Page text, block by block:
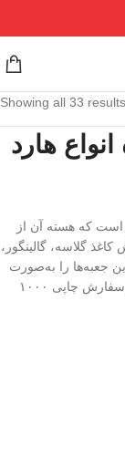
Showing all 33 results
هارد
است که هسته آن از
گلاسه، گالینگور،
جعبه‌ها را به‌صورت
مستقیم و با چاپ اختصاصی تولید می‌کند؛ حداقل تیراژ سفارش چاپی ۱۰۰۰